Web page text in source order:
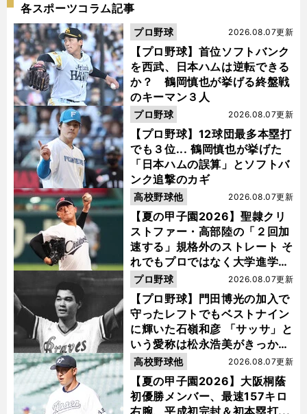
各スポーツコラム記事
【プロ野球】首位ソフトバンク
を西武、日本ハムは逆転できる
か？ 鶴岡慎也が挙げる終盤戦
のキーマン３人
2026.08.07更新
プロ野球
【プロ野球】12球団最多本塁打
でも３位... 鶴岡慎也が挙げた
「日本ハムの誤算」とソフトバ
ンク追撃のカギ
2026.08.07更新
プロ野球
【夏の甲子園2026】聖隷クリ
ストファー・高部陸の「２回加
速する」規格外のストレート そ
れでもプロではなく大学進学を
選ぶ理由
2026.08.07更新
高校野球他
【プロ野球】門田博光の加入で
守ったレフトでもベストナイン
に輝いた石嶺和彦 「サッサ」と
いう愛称は松永浩美がきっか
け？
2026.08.07更新
プロ野球
【夏の甲子園2026】大阪桐蔭
初優勝メンバー、最速157キロ
右腕、平成初完封＆初本塁打...
2026.08.07更新
高校野球他